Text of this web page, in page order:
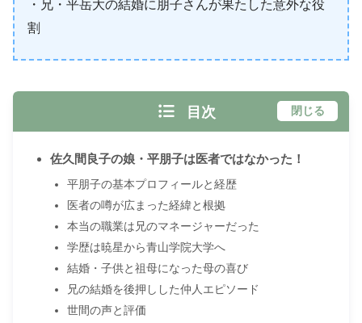
・兄・平岳大の結婚に朋子さんが果たした意外な役
割
目次 閉じる
佐久間良子の娘・平朋子は医者ではなかった！
平朋子の基本プロフィールと経歴
医者の噂が広まった経緯と根拠
本当の職業は兄のマネージャーだった
学歴は暁星から青山学院大学へ
結婚・子供と祖母になった母の喜び
兄の結婚を後押しした仲人エピソード
世間の声と評価